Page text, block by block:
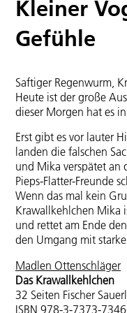
Kleiner
Gefühle
Saftiger Regenwurm,
Heute ist der große
dieser Morgen hat es
Erst gibt es vor lauter
landen die falschen
und Mika verspätet an
Pieps-Flatter-Freunde
Wenn das mal kein
Krawallkehlchen Mika
und rettet am Ende
den Umgang mit
Madlen Ottenschläger
Das Krawallkehlchen
32 Seiten Fischer
ISBN 978-3-7373-